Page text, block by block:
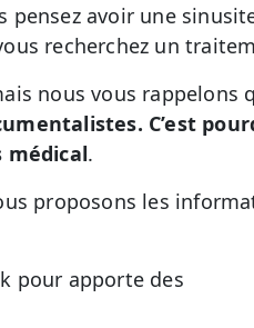
pensez avoir une
recherchez un
nous vous rappelons
C’est
médical.
proposons les
pour apporte des